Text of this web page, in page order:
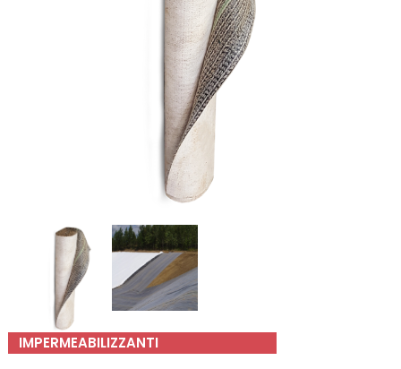
IMPERMEABILIZZANTI